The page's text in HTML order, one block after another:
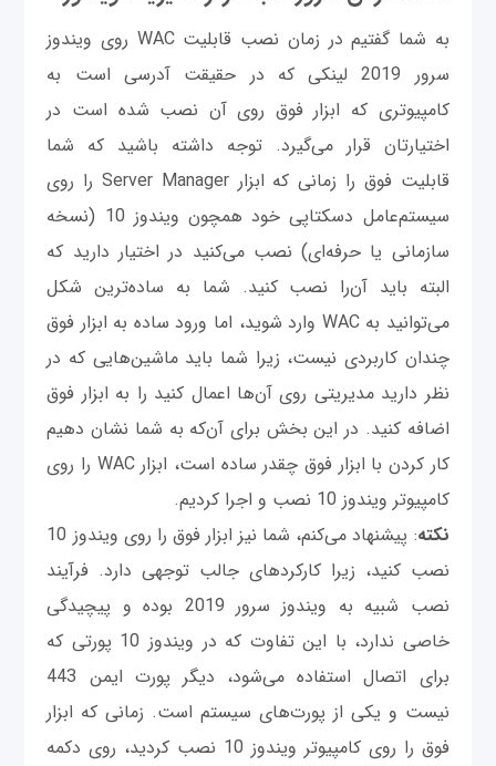
به شما گفتیم در زمان نصب قابلیت WAC روی ویندوز
سرور 2019 لینکی که در حقیقت آدرسی است به
کامپیوتری که ابزار فوق روی آن نصب شده است در
اختیارتان قرار می‌گیرد. توجه داشته باشید که شما
قابلیت فوق را زمانی که ابزار Server Manager را روی
سیستم‌عامل دسکتاپی خود همچون ویندوز 10 (نسخه
سازمانی یا حرفه‌ای) نصب می‌کنید در اختیار دارید که
البته باید آن‌را نصب کنید. شما به ساده‌ترین شکل
می‌توانید به WAC وارد شوید، اما ورود ساده به ابزار فوق
چندان کاربردی نیست، زیرا شما باید ماشین‌هایی که در
نظر دارید مدیریتی روی آن‌ها اعمال کنید را به ابزار فوق
اضافه کنید. در این بخش برای آ‌ن‌که به شما نشان دهیم
کار کردن با ابزار فوق چقدر ساده است، ابزار WAC را روی
کامپیوتر ویندوز 10 نصب و اجرا کردیم.
نکته
: پیشنهاد می‌کنم، شما نیز ابزار فوق را روی ویندوز 10
نصب کنید، زیرا کارکردهای جالب توجهی دارد. فرآیند
نصب شبیه به ویندوز سرور 2019 بوده و پیچیدگی
خاصی ندارد، با این تفاوت که در ویندوز 10 پورتی که
برای اتصال استفاده می‌شود، دیگر پورت ایمن 443
نیست و یکی از پورت‌های سیستم است. زمانی که ابزار
فوق را روی کامپیوتر ویندوز 10 نصب کردید، روی دکمه